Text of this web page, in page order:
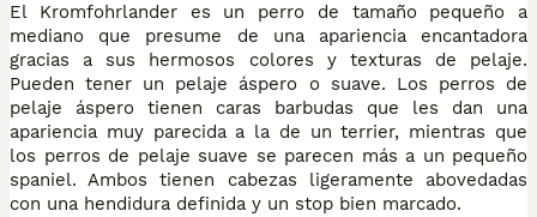
El Kromfohrlander es un perro de tamaño pequeño a
mediano que presume de una apariencia encantadora
gracias a sus hermosos colores y texturas de pelaje.
Pueden tener un pelaje áspero o suave. Los perros de
pelaje áspero tienen caras barbudas que les dan una
apariencia muy parecida a la de un terrier, mientras que
los perros de pelaje suave se parecen más a un pequeño
spaniel. Ambos tienen cabezas ligeramente abovedadas
con una hendidura definida y un stop bien marcado.